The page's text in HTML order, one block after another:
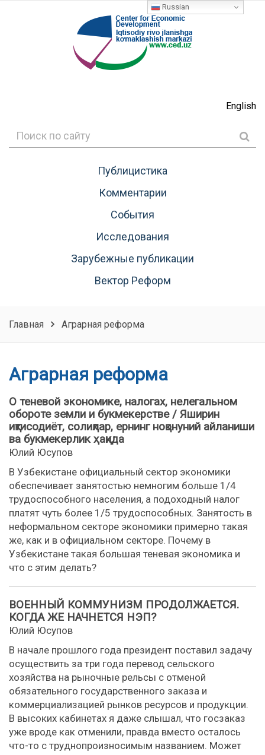
English
Публицистика
Комментарии
События
Исследования
Зарубежные публикации
Вектор Реформ
Главная Аграрная реформа
Аграрная реформа
О теневой экономике, налогах, нелегальном
обороте земли и букмекерстве / Яширин
иқтисодиёт, солиқлар, ернинг ноқонуний айланиши
ва букмекерлик ҳақида
Юлий Юсупов
В Узбекистане официальный сектор экономики
обеспечивает занятостью немногим больше 1/4
трудоспособного населения, а подоходный налог
платят чуть более 1/5 трудоспособных. Занятость в
неформальном секторе экономики примерно такая
же, как и в официальном секторе. Почему в
Узбекистане такая большая теневая экономика и
что с этим делать?
ВОЕННЫЙ КОММУНИЗМ ПРОДОЛЖАЕТСЯ.
КОГДА ЖЕ НАЧНЕТСЯ НЭП?
Юлий Юсупов
В начале прошлого года президент поставил задачу
осуществить за три года перевод сельского
хозяйства на рыночные рельсы с отменой
обязательного государственного заказа и
коммерциализацией рынков ресурсов и продукции.
В высоких кабинетах я даже слышал, что госзаказ
уже вроде как отменили, правда вместо осталось
что-то с труднопроизносимым названием. Может
Russian